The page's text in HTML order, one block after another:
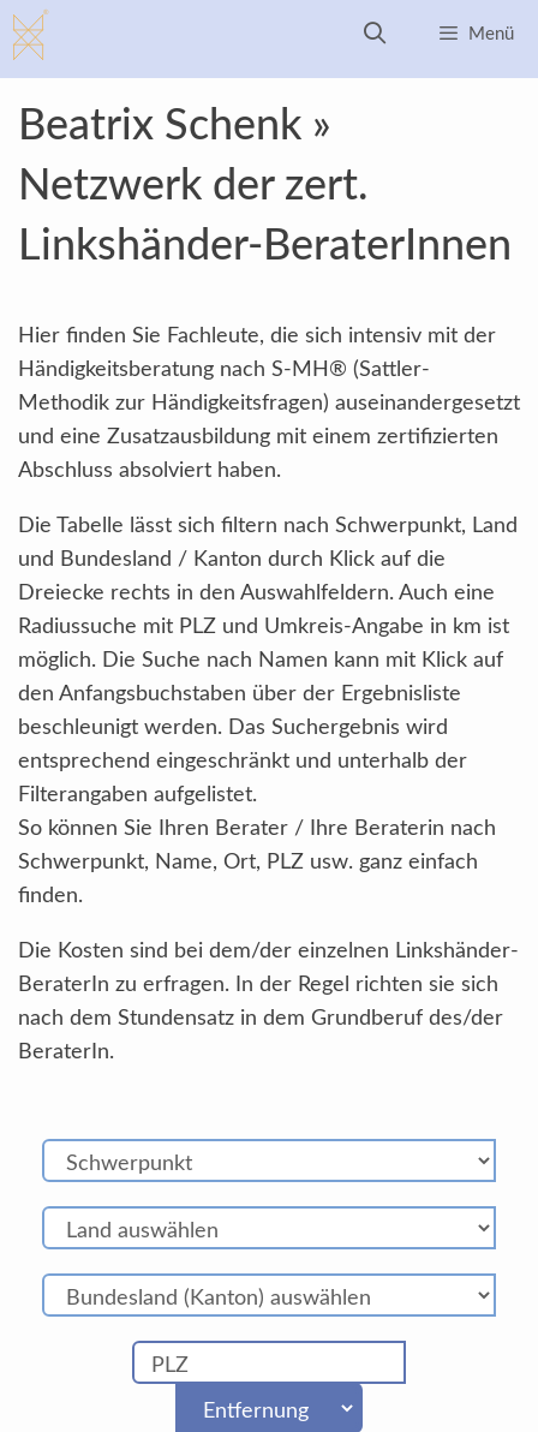
Zum
Inhalt
springen
Menü
Beatrix Schenk »
Netzwerk der zert.
Linkshänder-BeraterInnen
Hier finden Sie Fachleute, die sich intensiv mit der
Händigkeitsberatung nach S-MH® (Sattler-
Methodik zur Händigkeitsfragen) auseinandergesetzt
und eine Zusatzausbildung mit einem zertifizierten
Abschluss absolviert haben.
Die Tabelle lässt sich filtern nach Schwerpunkt, Land
und Bundesland / Kanton durch Klick auf die
Dreiecke rechts in den Auswahlfeldern. Auch eine
Radiussuche mit PLZ und Umkreis-Angabe in km ist
möglich. Die Suche nach Namen kann mit Klick auf
den Anfangsbuchstaben über der Ergebnisliste
beschleunigt werden. Das Suchergebnis wird
entsprechend eingeschränkt und unterhalb der
Filterangaben aufgelistet.
So können Sie Ihren Berater / Ihre Beraterin nach
Schwerpunkt, Name, Ort, PLZ usw. ganz einfach
finden.
Die Kosten sind bei dem/der einzelnen Linkshänder-
BeraterIn zu erfragen. In der Regel richten sie sich
nach dem Stundensatz in dem Grundberuf des/der
BeraterIn.